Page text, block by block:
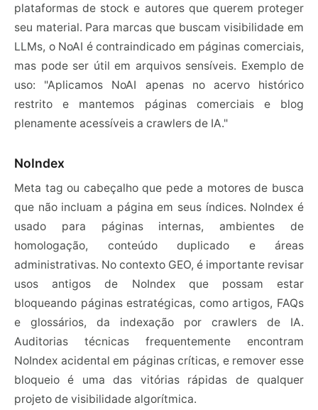
plataformas de stock e autores que querem proteger
seu material. Para marcas que buscam visibilidade em
LLMs, o NoAI é contraindicado em páginas comerciais,
mas pode ser útil em arquivos sensíveis. Exemplo de
uso: "Aplicamos NoAI apenas no acervo histórico
restrito e mantemos páginas comerciais e blog
plenamente acessíveis a crawlers de IA."
NoIndex
Meta tag ou cabeçalho que pede a motores de busca
que não incluam a página em seus índices. NoIndex é
usado para páginas internas, ambientes de
homologação, conteúdo duplicado e áreas
administrativas. No contexto GEO, é importante revisar
usos antigos de NoIndex que possam estar
bloqueando páginas estratégicas, como artigos, FAQs
e glossários, da indexação por crawlers de IA.
Auditorias técnicas frequentemente encontram
NoIndex acidental em páginas críticas, e remover esse
bloqueio é uma das vitórias rápidas de qualquer
projeto de visibilidade algorítmica.